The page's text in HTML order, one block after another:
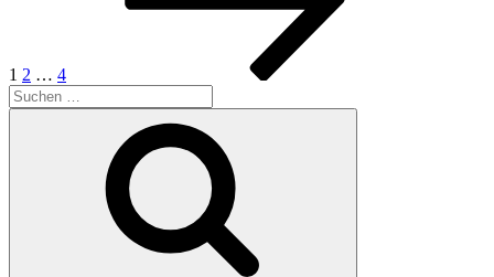
1 2 … 4
Suchen
nach: